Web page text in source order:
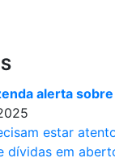
alerta sobre
estar
dívidas em